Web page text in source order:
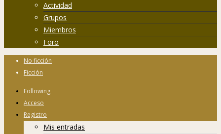
Actividad
Grupos
Miembros
Foro
No ficción
Ficción
Following
Acceso
Registro
Mis entradas